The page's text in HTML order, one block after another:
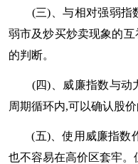
(三)、与相对强弱指
弱市及炒买炒卖现象的
的判断。
(四)、威廉指数与动
周期循环内,可以确认股价
(五)、使用威廉指数作
也不容易在高价区套牢。